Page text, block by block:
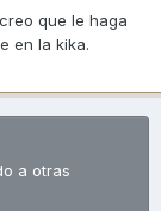
que le haga
en la kika.
a otras